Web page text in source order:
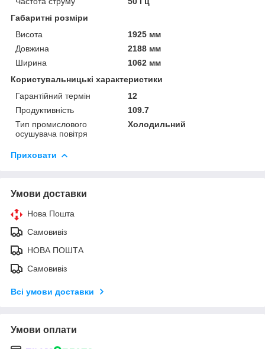
Габаритні розміри
Висота
1925 мм
Довжина
2188 мм
Ширина
1062 мм
Користувальницькі характеристики
Гарантійний термін
12
Продуктивність
109.7
Тип промислового
осушувача повітря
Холодильний
Приховати
Умови доставки
Нова Пошта
Самовивіз
НОВА ПОШТА
Самовивіз
Всі умови доставки
Умови оплати